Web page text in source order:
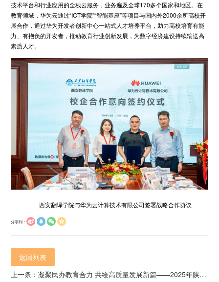
技术平台和行业应用的全栈云服务，业务遍及全球170多个国家和地区。在
教育领域，华为云通过“ICT学院”“智能基座”等项目与国内外2000余所高校开
展合作，通过华为开发者创新中心一站式人才培养平台，助力高校培育有能
力、有抱负的开发者，推动教育行业创新发展，为数字经济建设持续输送高
素质人才。
西安翻译学院与华为云计算技术有限公司签署战略合作协议
分享到：
返回列表
上一条：凝聚民办教育合力 共绘高质量发展新篇——2025年陕西省民办教育协会会长办公（扩大）会议在西译召开